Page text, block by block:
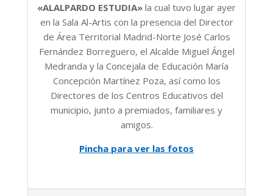
«ALALPARDO ESTUDIA» la cual tuvo lugar ayer
en la Sala Al-Artis con la presencia del Director
de Área Territorial Madrid-Norte José Carlos
Fernández Borreguero, el Alcalde Miguel Ángel
Medranda y la Concejala de Educación María
Concepción Martínez Poza, así como los
Directores de los Centros Educativos del
municipio, junto a premiados, familiares y
amigos.
Pincha para ver las fotos